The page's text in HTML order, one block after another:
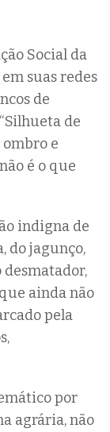
Social da
suas redes
de
de
e
é o que
indigna de
do jagunço,
ainda não
pela
por
agrária, não